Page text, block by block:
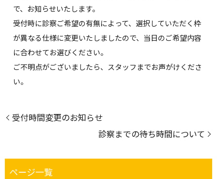
で、お知らせいたします。
受付時に診察ご希望の有無によって、選択していただく枠
が異なる仕様に変更いたしましたので、当日のご希望内容
に合わせてお選びください。
ご不明点がございましたら、スタッフまでお声がけくださ
い。
受付時間変更のお知らせ
診察までの待ち時間について